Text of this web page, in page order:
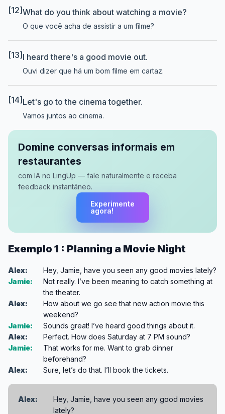
[12]What do you think about watching a movie?
O que você acha de assistir a um filme?
[13] I heard there's a good movie out.
Ouvi dizer que há um bom filme em cartaz.
[14] Let's go to the cinema together.
Vamos juntos ao cinema.
Domine conversas informais em
restaurantes
com IA no LingUp — fale naturalmente e receba
feedback instantâneo.
Experimente
agora!
Exemplo 1 : Planning a Movie Night
Alex:
Hey, Jamie, have you seen any good movies lately?
Jamie:
Not really. I’ve been meaning to catch something at
the theater.
Alex:
How about we go see that new action movie this
weekend?
Jamie:
Sounds great! I’ve heard good things about it.
Alex:
Perfect. How does Saturday at 7 PM sound?
Jamie:
That works for me. Want to grab dinner
beforehand?
Alex:
Sure, let’s do that. I’ll book the tickets.
Alex:
Hey, Jamie, have you seen any good movies
lately?